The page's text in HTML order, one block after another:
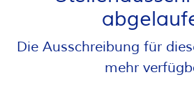
Die Ausschreibung für
mehr